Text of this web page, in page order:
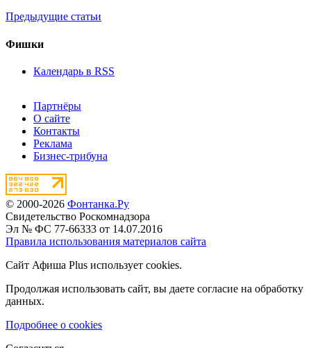
Предыдущие статьи
Фишки
Календарь в RSS
Партнёры
О сайте
Контакты
Реклама
Бизнес-трибуна
© 2000-2026 Фонтанка.Ру
Свидетельство Роскомнадзора
Эл № ФС 77-66333 от 14.07.2016
Правила использования материалов сайта
Сайт Афиша Plus использует cookies.
Продолжая использовать сайт, вы даете согласие на обработку
данных.
Подробнее о cookies